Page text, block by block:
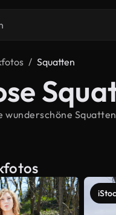
Squatten
wunderschöne